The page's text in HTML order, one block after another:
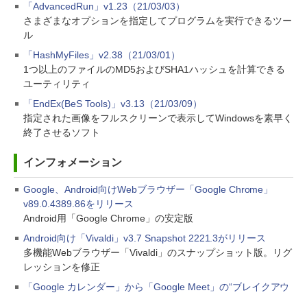
「AdvancedRun」v1.23（21/03/03）
さまざまなオプションを指定してプログラムを実行できるツー
ル
「HashMyFiles」v2.38（21/03/01）
1つ以上のファイルのMD5およびSHA1ハッシュを計算できる
ユーティリティ
「EndEx(BeS Tools)」v3.13（21/03/09）
指定された画像をフルスクリーンで表示してWindowsを素早く
終了させるソフト
インフォメーション
Google、Android向けWebブラウザー「Google Chrome」
v89.0.4389.86をリリース
Android用「Google Chrome」の安定版
Android向け「Vivaldi」v3.7 Snapshot 2221.3がリリース
多機能Webブラウザー「Vivaldi」のスナップショット版。リグ
レッションを修正
「Google カレンダー」から「Google Meet」の“ブレイクアウ